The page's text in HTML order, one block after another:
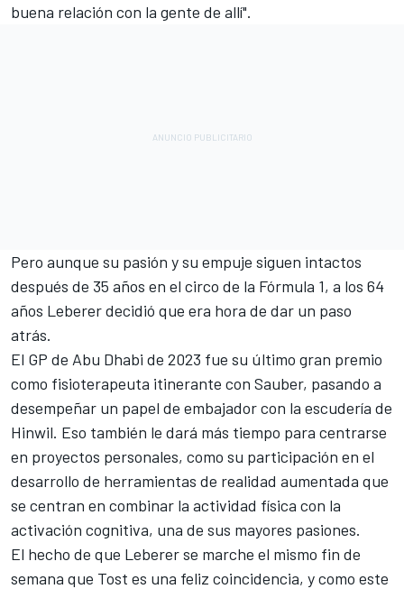
buena relación con la gente de allí".
Pero aunque su pasión y su empuje siguen intactos
después de 35 años en el circo de la Fórmula 1, a los 64
años Leberer decidió que era hora de dar un paso
atrás.
El GP de Abu Dhabi de 2023 fue su último gran premio
como fisioterapeuta itinerante con Sauber, pasando a
desempeñar un papel de embajador con la escudería de
Hinwil. Eso también le dará más tiempo para centrarse
en proyectos personales, como su participación en el
desarrollo de herramientas de realidad aumentada que
se centran en combinar la actividad física con la
activación cognitiva, una de sus mayores pasiones.
El hecho de que Leberer se marche el mismo fin de
semana que Tost es una feliz coincidencia, y como este